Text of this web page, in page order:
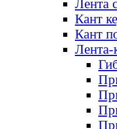
Лента
Кант
Кант
Лента-